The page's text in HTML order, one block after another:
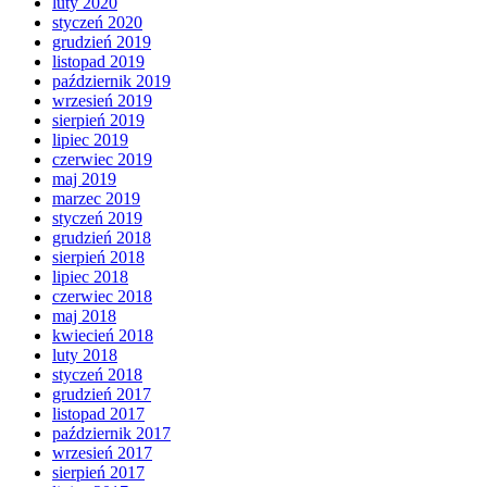
styczeń 2020
grudzień 2019
listopad 2019
październik 2019
wrzesień 2019
sierpień 2019
lipiec 2019
czerwiec 2019
maj 2019
marzec 2019
styczeń 2019
grudzień 2018
sierpień 2018
lipiec 2018
czerwiec 2018
maj 2018
kwiecień 2018
luty 2018
styczeń 2018
grudzień 2017
listopad 2017
październik 2017
wrzesień 2017
sierpień 2017